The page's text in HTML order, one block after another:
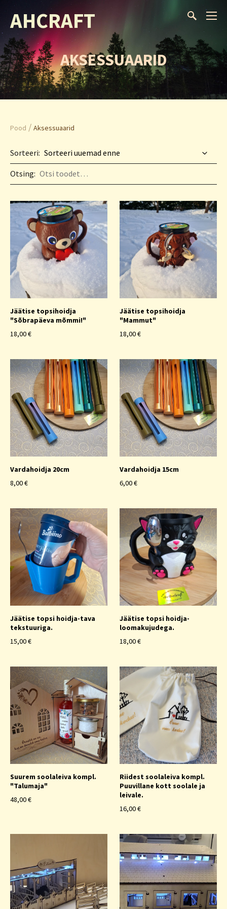
AHCRAFT
AKSESSUAARID
Pood / Aksessuaarid
Sorteeri:
Otsing:
Jäätise topsihoidja
"Sõbrapäeva mõmmi!"
18,00 €
Jäätise topsihoidja
"Mammut"
18,00 €
Vardahoidja 20cm
8,00 €
Vardahoidja 15cm
6,00 €
Jäätise topsi hoidja-tava
tekstuuriga.
15,00 €
Jäätise topsi hoidja-
loomakujudega.
18,00 €
Suurem soolaleiva kompl.
"Talumaja"
48,00 €
Riidest soolaleiva kompl.
Puuvillane kott soolale ja
leivale.
16,00 €